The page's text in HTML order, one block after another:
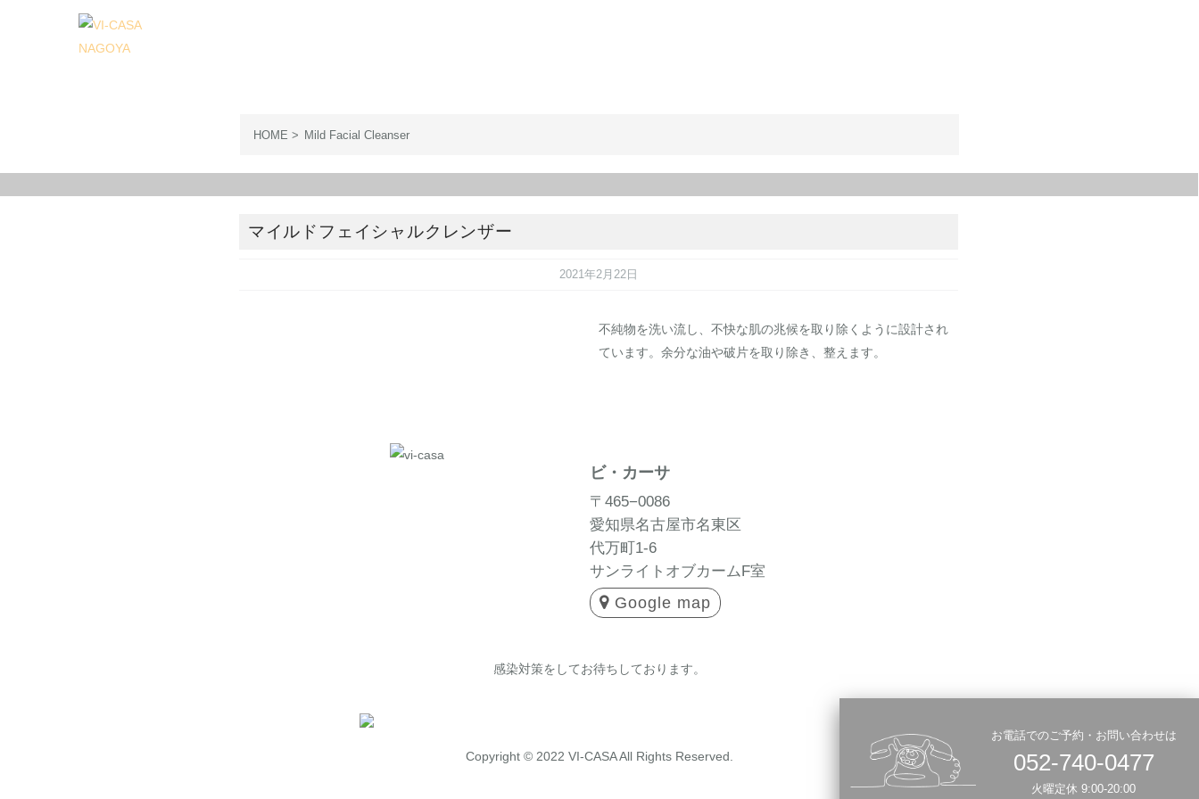
キ
ッ
HOME Mild Facial Cleanser
マイルドフェイシャルクレンザー
2021年2月22日
不純物を洗い流し、不快な肌の兆候を取り除くように設計され
ています。余分な油や破片を取り除き、整えます。
ビ・カーサ
〒465−0086
愛知県名古屋市名東区
代万町1-6
サンライトオブカームF室
Google map
感染対策をしてお待ちしております。
お電話でのご予約・お問い合わせは
052-740-0477
火曜定休 9:00-20:00
Copyright © 2022 VI-CASA All Rights Reserved.